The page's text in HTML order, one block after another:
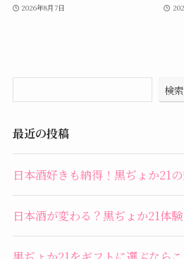
2026年8月7日
検索
最近の投稿
日本酒好きも納得！黒ぢょか21
日本酒が変わる？黒ぢょか21体